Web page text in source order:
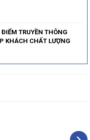
TRUYỀN THÔNG
KHÁCH CHẤT LƯỢNG